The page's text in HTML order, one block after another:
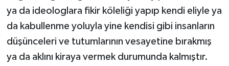
ya da ideologlara fikir köleliği yapıp kendi eliyle ya
da kabullenme yoluyla yine kendisi gibi insanların
düşünceleri ve tutumlarının vesayetine bırakmış
ya da aklını kiraya vermek durumunda kalmıştır.